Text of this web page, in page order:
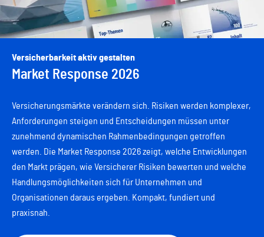
Versicherbarkeit aktiv gestalten
Market Response 2026
Versicherungsmärkte verändern sich. Risiken werden komplexer,
Anforderungen steigen und Entscheidungen müssen unter
zunehmend dynamischen Rahmenbedingungen getroffen
werden. Die Market Response 2026 zeigt, welche Entwicklungen
den Markt prägen, wie Versicherer Risiken bewerten und welche
Handlungsmöglichkeiten sich für Unternehmen und
Organisationen daraus ergeben. Kompakt, fundiert und
praxisnah.